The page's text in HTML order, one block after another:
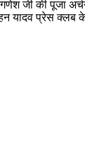
जी की पूजा
यादव प्रेस क्लब